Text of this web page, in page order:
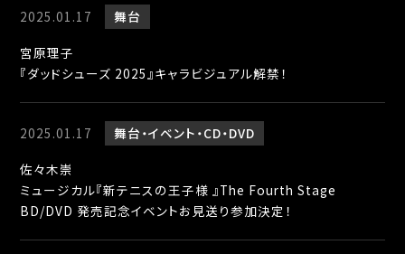
2025.01.17
舞台
宮原理子
『ダッドシューズ 2025』キャラビジュアル解禁！
2025.01.17 舞台 イベント CD・DVD
佐々木崇
ミュージカル『新テニスの王子様 』The Fourth Stage
BD/DVD 発売記念イベントお見送り参加決定！